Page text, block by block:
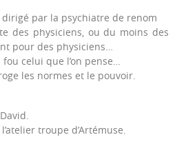
dirigé par la psychiatre de renom
des physiciens, ou du moins des
pour des physiciens…
fou celui que l’on pense…
les normes et le pouvoir.
troupe d’Artémuse.